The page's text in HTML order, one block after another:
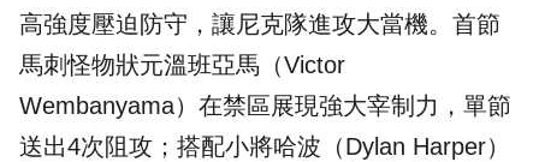
高強度壓迫防守，讓尼克隊進攻大當機。首節
馬刺怪物狀元溫班亞馬（Victor
Wembanyama）在禁區展現強大宰制力，單節
送出4次阻攻；搭配小將哈波（Dylan Harper）